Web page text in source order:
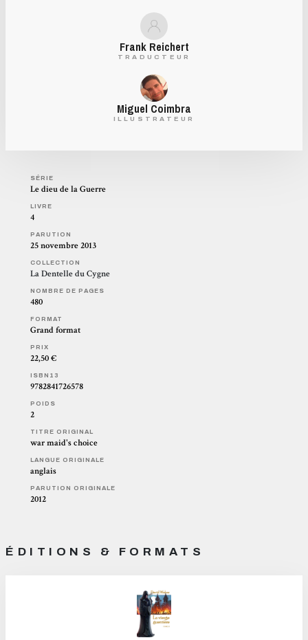
Frank Reichert
TRADUCTEUR
Miguel Coimbra
ILLUSTRATEUR
SÉRIE
Le dieu de la Guerre
LIVRE
4
PARUTION
25 novembre 2013
COLLECTION
La Dentelle du Cygne
NOMBRE DE PAGES
480
FORMAT
Grand format
PRIX
22,50 €
ISBN13
9782841726578
POIDS
2
TITRE ORIGINAL
war maid's choice
LANGUE ORIGINALE
anglais
PARUTION ORIGINALE
2012
ÉDITIONS & FORMATS